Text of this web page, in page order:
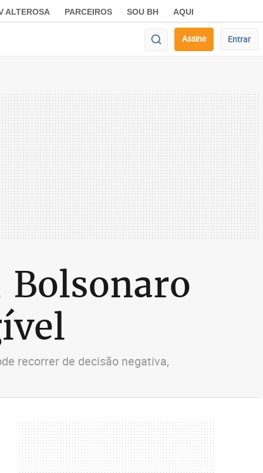
ALTEROSA PARCEIROS SOU BH AQUI
Assine Entrar
Bolsonaro
recorrer de decisão negativa,